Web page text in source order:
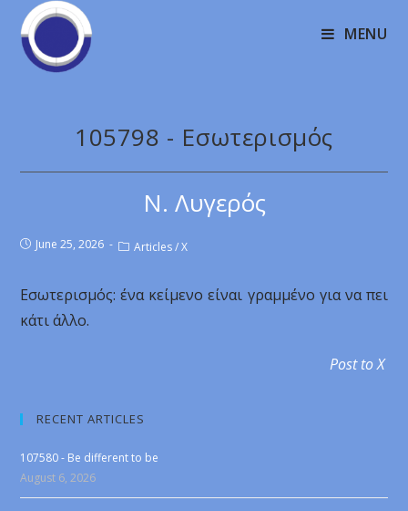
MENU
105798 - Εσωτερισμός
Ν. Λυγερός
June 25, 2026 Articles / X
Εσωτερισμός: ένα κείμενο είναι γραμμένο για να πει
κάτι άλλο.
Post to X
RECENT ARTICLES
107580 - Be different to be
August 6, 2026